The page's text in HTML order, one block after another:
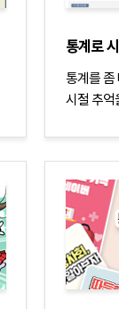
통계로
통계를 좀
시절 추억